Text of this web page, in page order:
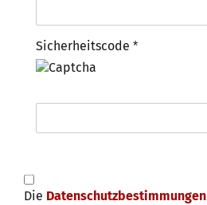
Sicherheitscode
DATENSCHUTZBESTIMMUNGEN
Die Datenschutzbestimmungen